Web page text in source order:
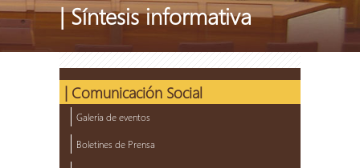
| Síntesis informativa
| Comunicación Social
Galería de eventos
Boletines de Prensa